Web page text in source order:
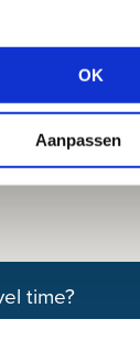
OK
Aanpassen
time?